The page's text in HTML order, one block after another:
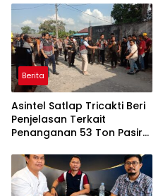
Pegawai
Berita
Asintel Satlap Tricakti Beri
Penjelasan Terkait
Penanganan 53 Ton Pasir